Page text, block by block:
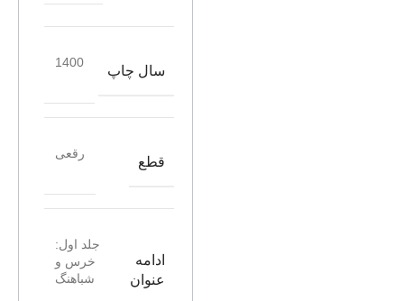
سال چاپ
1400
قطع
رقعی
ادامه
عنوان
جلد اول:
خرس و
شباهنگ